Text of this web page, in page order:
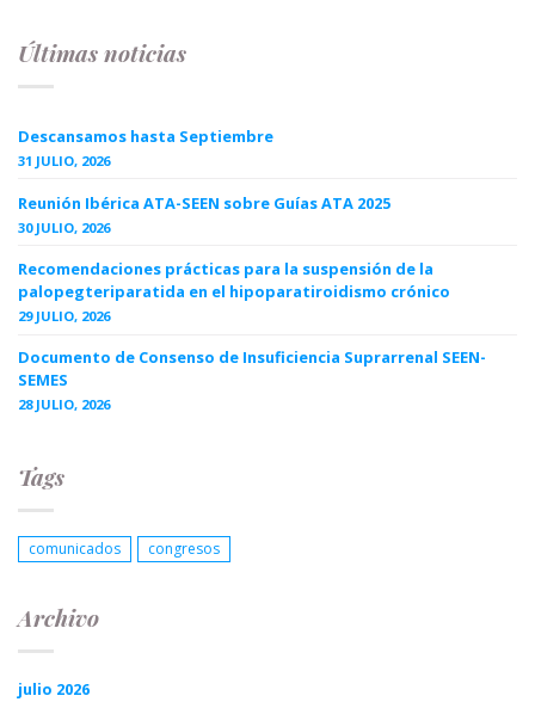
Últimas noticias
Descansamos hasta Septiembre
31 JULIO, 2026
Reunión Ibérica ATA-SEEN sobre Guías ATA 2025
30 JULIO, 2026
Recomendaciones prácticas para la suspensión de la
palopegteriparatida en el hipoparatiroidismo crónico
29 JULIO, 2026
Documento de Consenso de Insuficiencia Suprarrenal SEEN-
SEMES
28 JULIO, 2026
Tags
comunicados congresos
Archivo
julio 2026